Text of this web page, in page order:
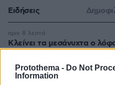
Protothema - Do Not
Information
Ειδήσεις
Κλείνει τα μεσάνυχτα ο
πριν 8 λεπτά
Αργεντινή, Μπαρτσελόνα
πριν 8 λεπτά